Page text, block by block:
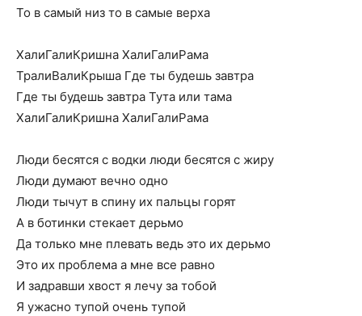
То в самый низ то в самые верха
ХалиГалиКришна ХалиГалиРама
ТралиВалиКрыша Где ты будешь завтра
Где ты будешь завтра Тута или тама
ХалиГалиКришна ХалиГалиРама
Люди бесятся с водки люди бесятся с жиру
Люди думают вечно одно
Люди тычут в спину их пальцы горят
А в ботинки стекает дерьмо
Да только мне плевать ведь это их дерьмо
Это их проблема а мне все равно
И задравши хвост я лечу за тобой
Я ужасно тупой очень тупой